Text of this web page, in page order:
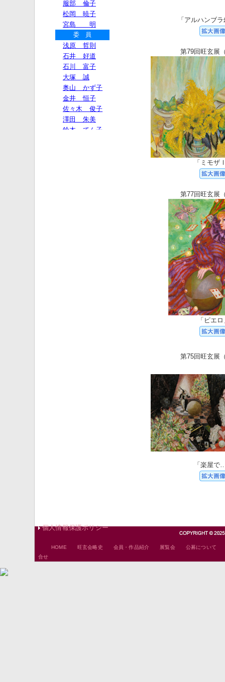
「アルハンブ
第79回旺玄展
「ミモザ
第77回旺玄展
「ピエ
第75回旺玄展
「楽屋で
個人情報保護ポリシー
HOME｜ 旺玄会略史 会員・作品紹介 展覧会｜ 公募について
合せ